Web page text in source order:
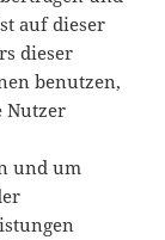
auf dieser
dieser
benutzen,
Nutzer
und um